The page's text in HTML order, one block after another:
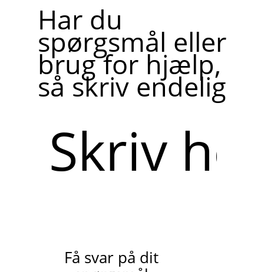
Har du
spørgsmål eller
brug for hjælp,
så skriv endelig
her
Få svar på dit